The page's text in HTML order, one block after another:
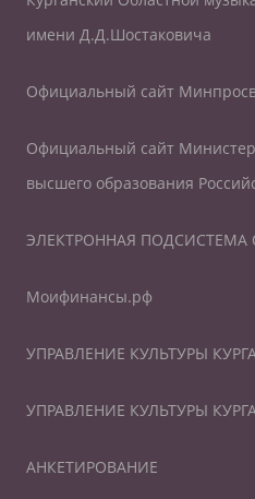
имени Д.Д.Шостаковича
Официальный сайт
Официальный сайт
высшего образования
ЭЛЕКТРОННАЯ ПОДСИСТЕМА
Моифинансы.рф
УПРАВЛЕНИЕ КУЛЬТУРЫ
УПРАВЛЕНИЕ КУЛЬТУРЫ
АНКЕТИРОВАНИЕ